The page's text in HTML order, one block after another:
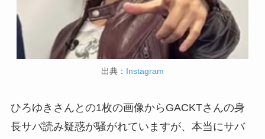
出典： Instagram
ひろゆきさんとの1枚の画像からGACKTさんの身
長サバ読み疑惑が騒がれていますが、本当にサバ